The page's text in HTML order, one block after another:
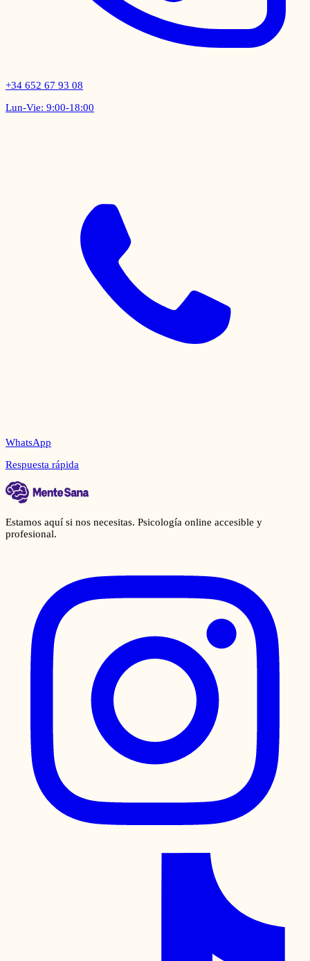
+34 652 67 93 08
Lun-Vie: 9:00-18:00
WhatsApp
Respuesta rápida
Estamos aquí si nos necesitas. Psicología online accesible y
profesional.